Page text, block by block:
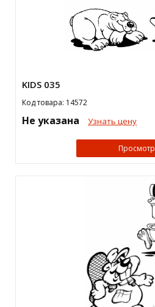
KIDS 035
Код товара: 14572
Не указана Узнать цену
Просмотр